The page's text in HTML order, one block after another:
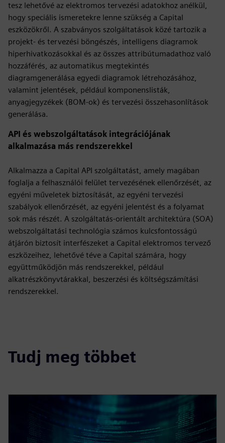
tesz lehetővé az elektromos tervezési adatokhoz anélkül,
hogy speciális ismeretekre lenne szükség a Capital
eszközökről. A szabványos szolgáltatások közé tartozik a
projekt- és tervezési böngészés, intelligens diagramok
hiperhivatkozásokkal és az összes attribútumadathoz való
hozzáférés, az automatikus megtekintés
diagramgenerálása egyedi diagramok létrehozásához,
valamint jelentések, például komponenslisták,
anyagjegyzékek (BOM-ok) és tervezési összehasonlítások
generálása.
API és webszolgáltatások integrációjának
alkalmazása más rendszerekkel
Alkalmazza a Capital API szolgáltatást, amely magában
foglalja a felhasználói felület tervezésének ellenőrzését, az
egyéni műveletek biztosítását, az egyéni tervezési
szabályok ellenőrzését, az egyéni jelentést és a folyamat
sok más részét. A szolgáltatás-orientált architektúra (SOA)
webszolgáltatási technológia számos kulcsfontosságú
átjárón biztosít interfészeket a Capital elektromos tervező
eszközeihez, lehetővé téve a Capital számára, hogy
együttműködjön más rendszerekkel, például
alkatrészkönyvtárakkal, beszerzési és költségszámítási
rendszerekkel.
Tudj meg többet